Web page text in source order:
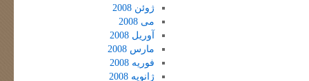
ژوئن 2008
می 2008
آوریل 2008
مارس 2008
فوریه 2008
ژانویه 2008